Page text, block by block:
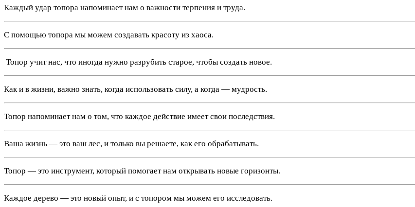
Каждый удар топора напоминает нам о важности терпения и труда.
С помощью топора мы можем создавать красоту из хаоса.
️ Топор учит нас, что иногда нужно разрубить старое, чтобы создать новое.
Как и в жизни, важно знать, когда использовать силу, а когда — мудрость.
Топор напоминает нам о том, что каждое действие имеет свои последствия.
Ваша жизнь — это ваш лес, и только вы решаете, как его обрабатывать.
Топор — это инструмент, который помогает нам открывать новые горизонты.
Каждое дерево — это новый опыт, и с топором мы можем его исследовать.